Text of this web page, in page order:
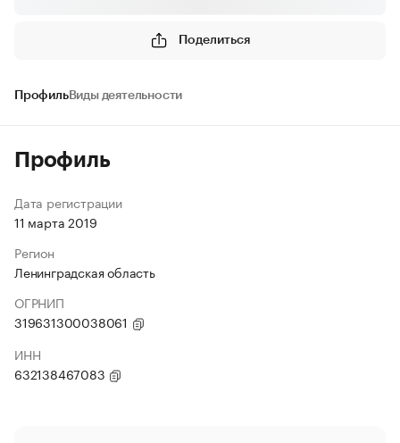
Поделиться
ПрофильВиды деятельности
Профиль
Дата регистрации
11 марта 2019
Регион
Ленинградская область
ОГРНИП
319631300038061
ИНН
632138467083